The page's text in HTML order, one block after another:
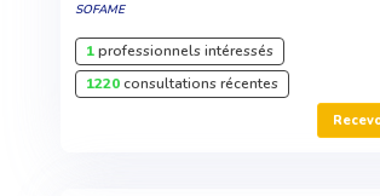
SOFAME
1professionnels intéressés
1220consultations récentes